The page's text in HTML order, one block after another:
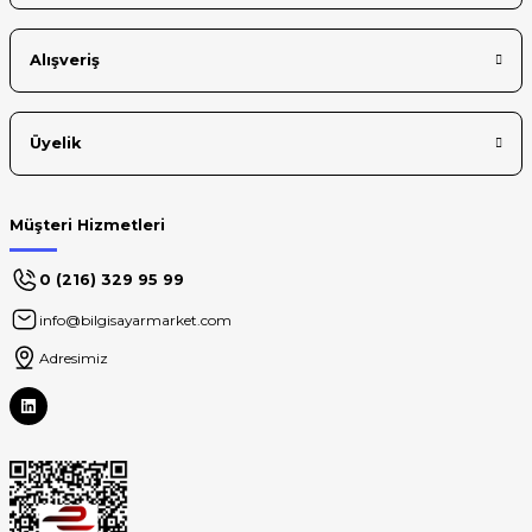
Alışveriş
Üyelik
Müşteri Hizmetleri
0 (216) 329 95 99
info@bilgisayarmarket.com
Adresimiz